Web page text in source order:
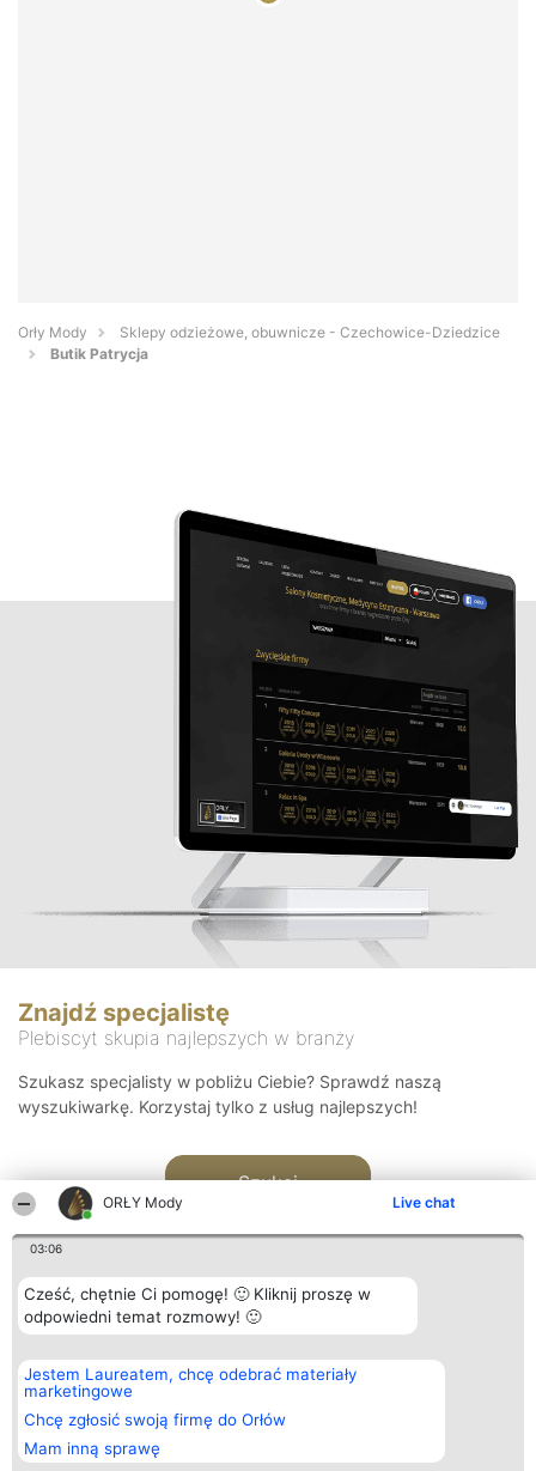
ORŁY Mody Live chat
03:06
Cześć, chętnie Ci pomogę! 🙂 Kliknij proszę w
odpowiedni temat rozmowy! 🙂
Jestem Laureatem, chcę odebrać materiały
marketingowe
Chcę zgłosić swoją firmę do Orłów
Mam inną sprawę
Orły Mody
Sklepy odzieżowe, obuwnicze - Czechowice-Dziedzice
Butik Patrycja
Znajdź specjalistę
Plebiscyt skupia najlepszych w branży
Szukasz specjalisty w pobliżu Ciebie? Sprawdź naszą
wyszukiwarkę. Korzystaj tylko z usług najlepszych!
Szukaj
Organizator plebiscytu
Bright Side Solutions sp. z o.
o. sp. k.
ul. Ruska 22
Wrocław 50-079
KRS 0000749100 | Regon
381313360 | NIP 8943132676
Plebiscyt
Laureaci
wszystkich
Laureatów
Regulamin
Kontakt
Kontakt